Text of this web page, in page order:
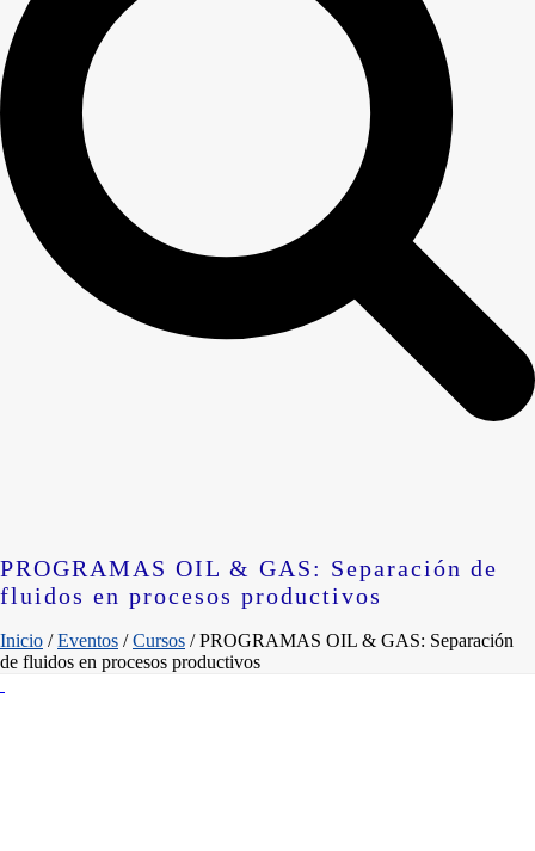
PROGRAMAS OIL & GAS: Separación de
fluidos en procesos productivos
Inicio /Eventos /Cursos / PROGRAMAS OIL & GAS: Separación
de fluidos en procesos productivos